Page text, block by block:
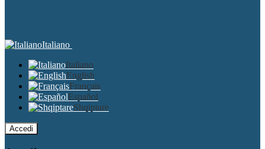
Italiano
Italiano
English
Français
Español
Shqiptare
Accedi